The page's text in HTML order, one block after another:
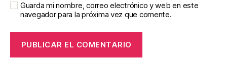
Guarda mi nombre, correo electrónico y web en este
navegador para la próxima vez que comente.